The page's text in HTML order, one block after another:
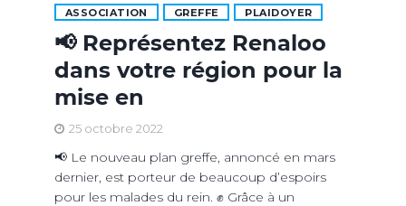
ASSOCIATION GREFFE PLAIDOYER
📢 Représentez Renaloo
dans votre région pour la
mise en
25 octobre 2022
📢 Le nouveau plan greffe, annoncé en mars
dernier, est porteur de beaucoup d’espoirs
pour les malades du rein. ✊ Grâce à un